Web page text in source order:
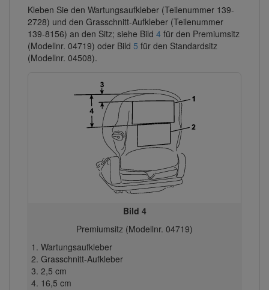
Kleben Sie den Wartungsaufkleber (Teilenummer 139-
2728) und den Grasschnitt-Aufkleber (Teilenummer
139-8156) an den Sitz; siehe Bild 4 für den Premiumsitz
(Modellnr. 04719) oder Bild 5 für den Standardsitz
(Modellnr. 04508).
Bild 4
Premiumsitz (Modellnr. 04719)
Wartungsaufkleber
Grasschnitt-Aufkleber
2,5 cm
16,5 cm